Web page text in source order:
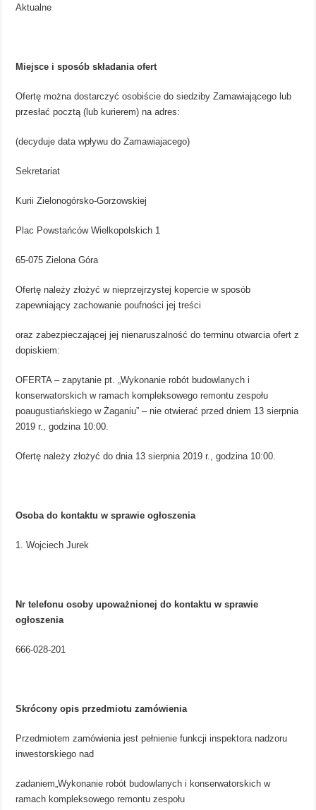
Aktualne
Miejsce i sposób składania ofert
Ofertę można dostarczyć osobiście do siedziby Zamawiającego lub
przesłać pocztą (lub kurierem) na adres:
(decyduje data wpływu do Zamawiajacego)
Sekretariat
Kurii Zielonogórsko-Gorzowskiej
Plac Powstańców Wielkopolskich 1
65-075 Zielona Góra
Ofertę należy złożyć w nieprzejrzystej kopercie w sposób
zapewniający zachowanie poufności jej treści
oraz zabezpieczającej jej nienaruszalność do terminu otwarcia ofert z
dopiskiem:
OFERTA – zapytanie pt. „Wykonanie robót budowlanych i
konserwatorskich w ramach kompleksowego remontu zespołu
poaugustiańskiego w Żaganiu” – nie otwierać przed dniem 13 sierpnia
2019 r., godzina 10:00.
Ofertę należy złożyć do dnia 13 sierpnia 2019 r., godzina 10:00.
Osoba do kontaktu w sprawie ogłoszenia
Wojciech Jurek
Nr telefonu osoby upoważnionej do kontaktu w sprawie
ogłoszenia
666-028-201
Skrócony opis przedmiotu zamówienia
Przedmiotem zamówienia jest pełnienie funkcji inspektora nadzoru
inwestorskiego nad
zadaniem„Wykonanie robót budowlanych i konserwatorskich w
ramach kompleksowego remontu zespołu